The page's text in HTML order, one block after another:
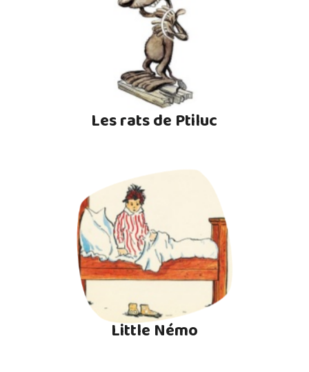
Les rats de Ptiluc
Little Némo